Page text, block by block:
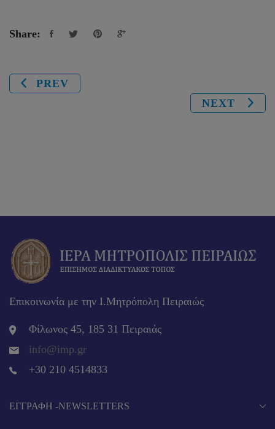
Share:
PREV
NEXT
Επικοινωνία με την Ι.Μητρόπολη Πειραιώς
Φίλωνος 45, 185 31 Πειραιάς
info@imp.gr
+30 210 4514833
EΓΓΡΑΦΉ -NEWSLETTERS